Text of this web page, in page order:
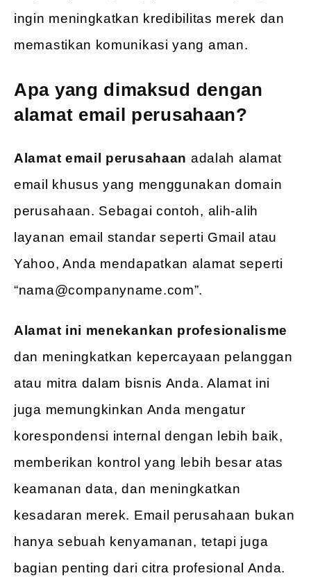
ingin meningkatkan kredibilitas merek dan
memastikan komunikasi yang aman.
Apa yang dimaksud dengan
alamat email perusahaan?
Alamat email perusahaan adalah alamat
email khusus yang menggunakan domain
perusahaan. Sebagai contoh, alih-alih
layanan email standar seperti Gmail atau
Yahoo, Anda mendapatkan alamat seperti
“nama@companyname.com”.
Alamat ini menekankan profesionalisme
dan meningkatkan kepercayaan pelanggan
atau mitra dalam bisnis Anda. Alamat ini
juga memungkinkan Anda mengatur
korespondensi internal dengan lebih baik,
memberikan kontrol yang lebih besar atas
keamanan data, dan meningkatkan
kesadaran merek. Email perusahaan bukan
hanya sebuah kenyamanan, tetapi juga
bagian penting dari citra profesional Anda.